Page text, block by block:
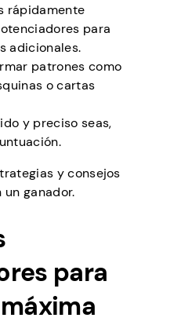
rápidamente
para
adicionales.
patrones como
o cartas
y preciso seas,
y consejos
ganador.
para